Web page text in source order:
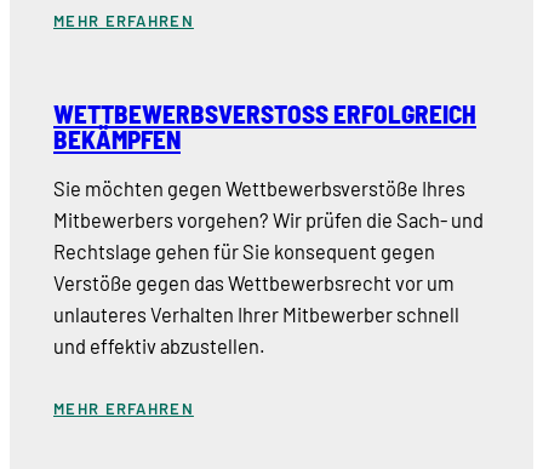
MEHR ERFAHREN
WETTBEWERBSVERSTOSS ERFOLGREICH B
EKÄMPFEN
Sie möchten gegen Wettbewerbsverstöße Ihres
Mitbewerbers vorgehen? Wir prüfen die Sach- und
Rechtslage gehen für Sie konsequent gegen
Verstöße gegen das Wettbewerbsrecht vor um
unlauteres Verhalten Ihrer Mitbewerber schnell
und effektiv abzustellen.
MEHR ERFAHREN